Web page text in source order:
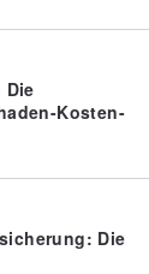
Die
Kosten-
Die